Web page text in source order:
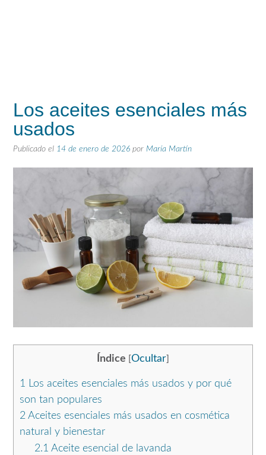
Los aceites esenciales más
usados
Publicado el 14 de enero de 2026 por María Martín
Índice Ocultar
1 Los aceites esenciales más usados y por qué
son tan populares
2 Aceites esenciales más usados en cosmética
natural y bienestar
2.1 Aceite esencial de lavanda